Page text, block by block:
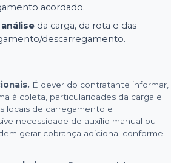
acordado.
da carga, da rota e das
descarregamento.
É dever do contratante informar,
à coleta, particularidades da carga e
locais de carregamento e
necessidade de auxílio manual ou
gerar cobrança adicional conforme